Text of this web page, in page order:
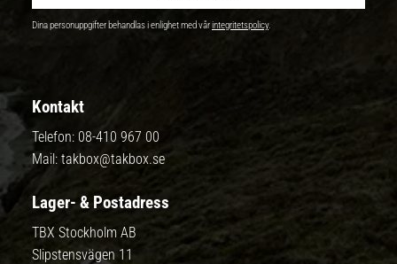
Dina personuppgifter behandlas i enlighet med vårintegritetspolicy.
Kontakt
Telefon: 08-410 967 00
Mail: takbox@takbox.se
Lager- & Postadress
TBX Stockholm AB
Slipstensvägen 11